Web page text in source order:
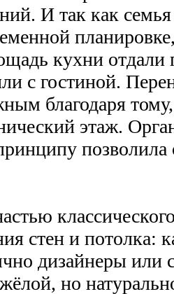
И так как
кухни отдали
с гостиной.
благодаря
этаж.
позволила
стен и потолка:
дизайнеры или
но